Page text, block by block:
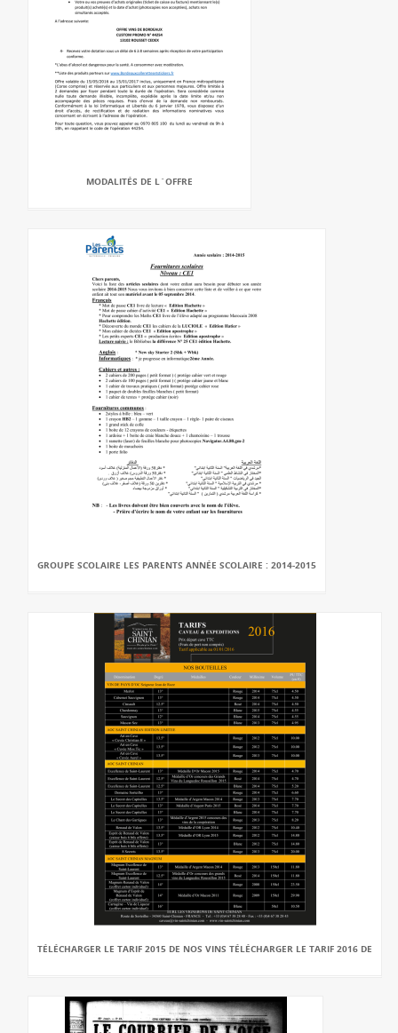
MODALITÉS DE L`OFFRE
GROUPE SCOLAIRE LES PARENTS ANNÉE SCOLAIRE : 2014-2015
TÉLÉCHARGER LE TARIF 2015 DE NOS VINS TÉLÉCHARGER LE TARIF 2016 DE